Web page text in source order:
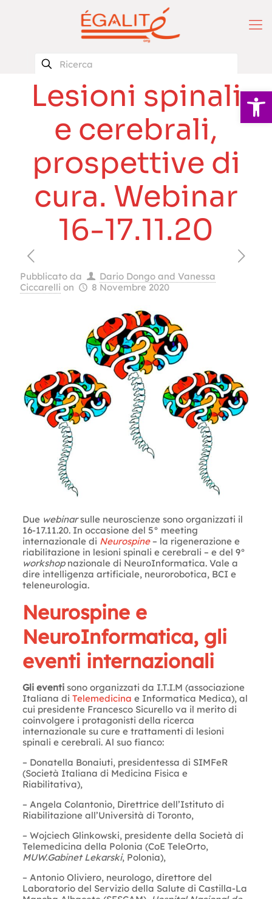
Apri la
Lesioni spinali
e cerebrali,
prospettive di
cura. Webinar
16-17.11.20
Pubblicato da
Dario Dongo and Vanessa
Ciccarelli on 8 Novembre 2020
Due webinarsulle neuroscienze sono organizzati il
16-17.11.20. In occasione del 5° meeting
internazionale di Neurospine– la rigenerazione e
riabilitazione in lesioni spinali e cerebrali – e del 9°
workshopnazionale di NeuroInformatica. Vale a
dire intelligenza artificiale, neurorobotica, BCI e
teleneurologia.
Neurospine e
NeuroInformatica, gli
eventi internazionali
Gli eventisono organizzati da I.T.I.M (associazione
Italiana di Telemedicina e Informatica Medica), al
cui presidente Francesco Sicurello va il merito di
coinvolgere i protagonisti della ricerca
internazionale su cure e trattamenti di lesioni
spinali e cerebrali. Al suo fianco:
– Donatella Bonaiuti, presidentessa di SIMFeR
(Società Italiana di Medicina Fisica e
Riabilitativa),
– Angela Colantonio, Direttrice dell’Istituto di
Riabilitazione all’Università di Toronto,
– Wojciech Glinkowski, presidente della Società di
Telemedicina della Polonia (CoE TeleOrto,
MUW.Gabinet Lekarski, Polonia),
– Antonio Oliviero, neurologo, direttore del
Laboratorio del Servizio della Salute di Castilla-La